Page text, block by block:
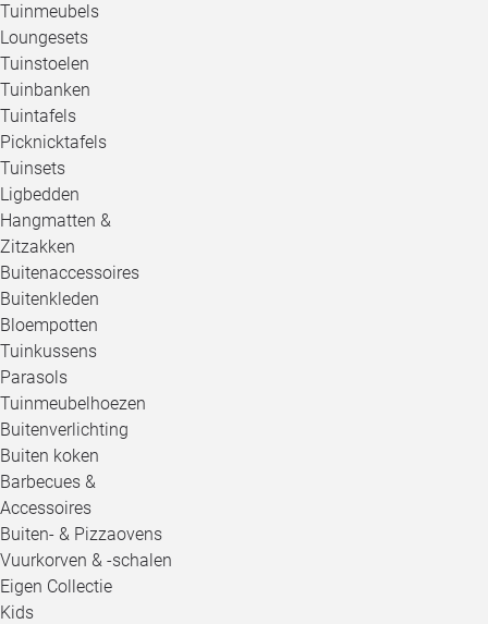
Tuinmeubels
Loungesets
Tuinstoelen
Tuinbanken
Tuintafels
Picknicktafels
Tuinsets
Ligbedden
Hangmatten &
Zitzakken
Buitenaccessoires
Buitenkleden
Bloempotten
Tuinkussens
Parasols
Tuinmeubelhoezen
Buitenverlichting
Buiten koken
Barbecues &
Accessoires
Buiten- & Pizzaovens
Vuurkorven & -schalen
Eigen Collectie
Kids